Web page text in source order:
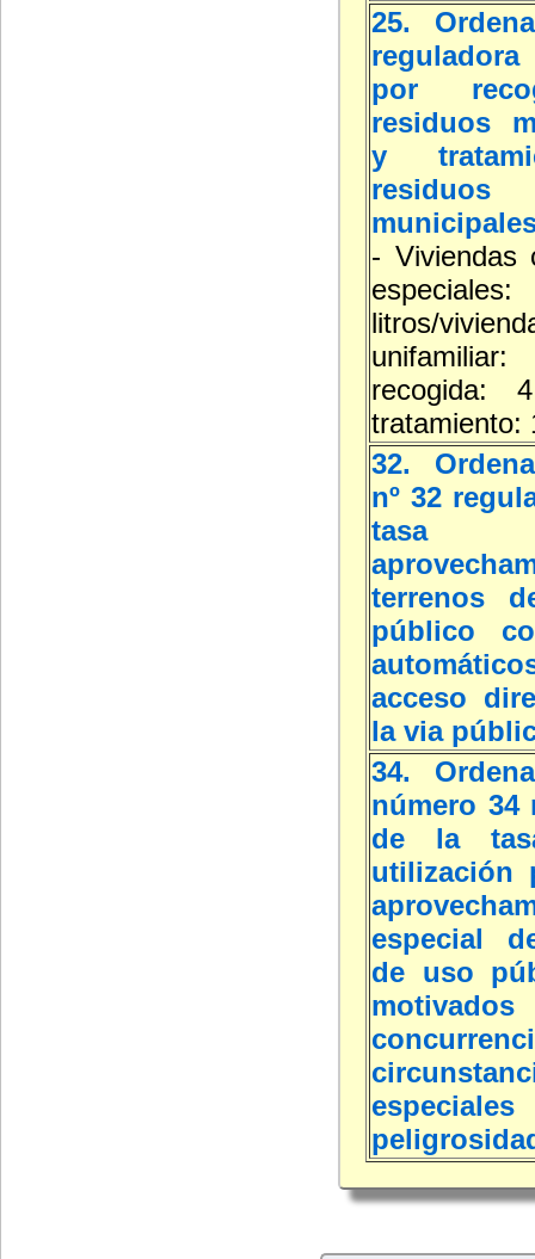
25.
por
residuos
y
- Viviendas
litros/
recogida:
tratamiento:
32.
nº 32
terrenos
público
acceso
la via
34.
número 34
de la
utilización
especial
de uso